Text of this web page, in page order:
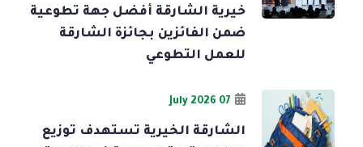
خيرية الشارقة أفضل جهة تطوعية
ضمن الفائزين بجائزة الشارقة
للعمل التطوعي
07 July 2026
الشارقة الخيرية تستهدف توزيع